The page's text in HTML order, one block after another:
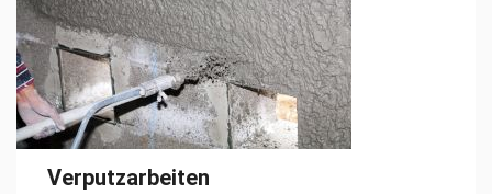
Verputzarbeiten